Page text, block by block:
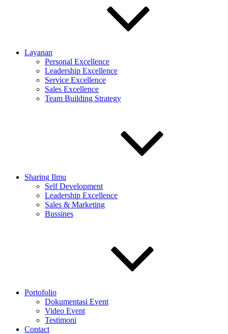
Layanan
Personal Excellence
Leadership Excellence
Service Excellence
Sales Excellence
Team Building Strategy
Sharing Ilmu
Self Development
Leadership Excellence
Sales & Marketing
Bussines
Portofolio
Dokumentasi Event
Video Event
Testimoni
Contact